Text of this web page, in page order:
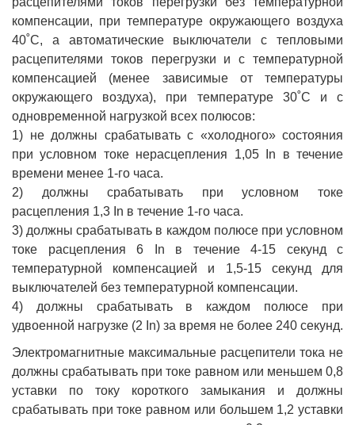
компенсации, при температуре окружающего воздуха
40˚С, а автоматические выключатели с тепловыми
расцепителями токов перегрузки и с температурной
компенсацией (менее зависимые от температуры
окружающего воздуха), при температуре 30˚С и с
одновременной нагрузкой всех полюсов:
1) не должны срабатывать с «холодного» состояния
при условном токе нерасцепления 1,05 In в течение
времени менее 1-го часа.
2) должны срабатывать при условном токе
расцепления 1,3 In в течение 1-го часа.
3) должны срабатывать в каждом полюсе при условном
токе расцепления 6 In в течение 4-15 секунд с
температурной компенсацией и 1,5-15 секунд для
выключателей без температурной компенсации.
4) должны срабатывать в каждом полюсе при
удвоенной нагрузке (2 In) за время не более 240 секунд.
Электромагнитные максимальные расцепители тока не
должны срабатывать при токе равном или меньшем 0,8
уставки по току короткого замыкания и должны
срабатывать при токе равном или большем 1,2 уставки